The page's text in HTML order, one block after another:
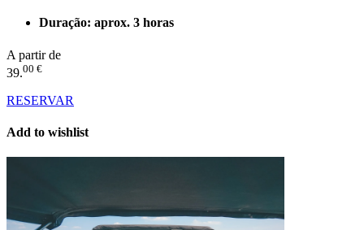
Duração: aprox. 3 horas
A partir de
39.00 €
RESERVAR
Add to wishlist